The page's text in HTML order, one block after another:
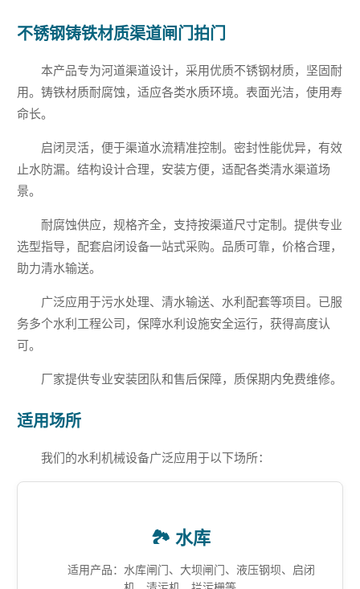
不锈钢铸铁材质渠道闸门拍门
本产品专为河道渠道设计，采用优质不锈钢材质，坚固耐
用。铸铁材质耐腐蚀，适应各类水质环境。表面光洁，使用寿
命长。
启闭灵活，便于渠道水流精准控制。密封性能优异，有效
止水防漏。结构设计合理，安装方便，适配各类清水渠道场
景。
耐腐蚀供应，规格齐全，支持按渠道尺寸定制。提供专业
选型指导，配套启闭设备一站式采购。品质可靠，价格合理，
助力清水输送。
广泛应用于污水处理、清水输送、水利配套等项目。已服
务多个水利工程公司，保障水利设施安全运行，获得高度认
可。
厂家提供专业安装团队和售后保障，质保期内免费维修。
适用场所
我们的水利机械设备广泛应用于以下场所：
🏞️ 水库
适用产品：水库闸门、大坝闸门、液压钢坝、启闭